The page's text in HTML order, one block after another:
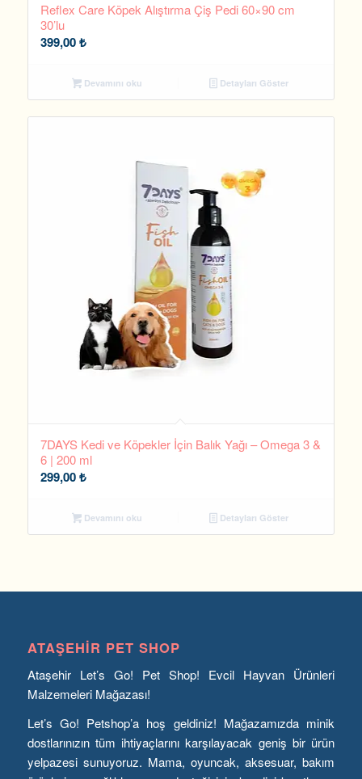
Reflex Care Köpek Alıştırma Çiş Pedi 60×90 cm
30’lu
399,00₺
Devamını oku Detayları Göster
7DAYS Kedi ve Köpekler İçin Balık Yağı – Omega 3 &
6 | 200 ml
299,00₺
Devamını oku Detayları Göster
ATAŞEHIR PET SHOP
Ataşehir Let’s Go! Pet Shop! Evcil Hayvan Ürünleri
Malzemeleri Mağazası!
Let’s Go! Petshop’a hoş geldiniz! Mağazamızda minik
dostlarınızın tüm ihtiyaçlarını karşılayacak geniş bir ürün
yelpazesi sunuyoruz. Mama, oyuncak, aksesuar, bakım